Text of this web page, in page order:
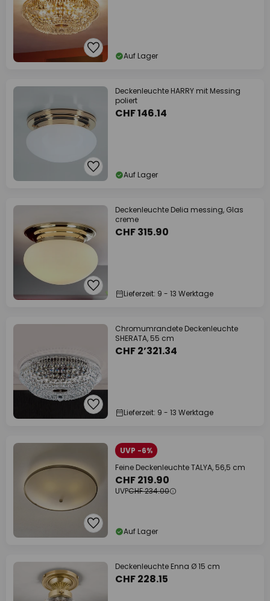
Auf Lager
Deckenleuchte HARRY mit Messing
poliert
CHF 146.14
Auf Lager
Deckenleuchte Delia messing, Glas
creme
CHF 315.90
Lieferzeit: 9 - 13 Werktage
Chromumrandete Deckenleuchte
SHERATA, 55 cm
CHF 2’321.34
Lieferzeit: 9 - 13 Werktage
UVP -6%
Feine Deckenleuchte TALYA, 56,5 cm
CHF 219.90
UVPCHF 234.00
Auf Lager
Deckenleuchte Enna Ø 15 cm
CHF 228.15